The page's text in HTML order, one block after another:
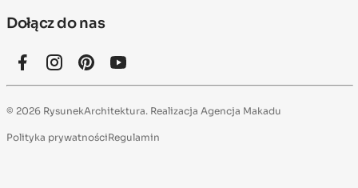
Dołącz do nas
© 2026 RysunekArchitektura. Realizacja Agencja Makadu
Polityka prywatnościRegulamin